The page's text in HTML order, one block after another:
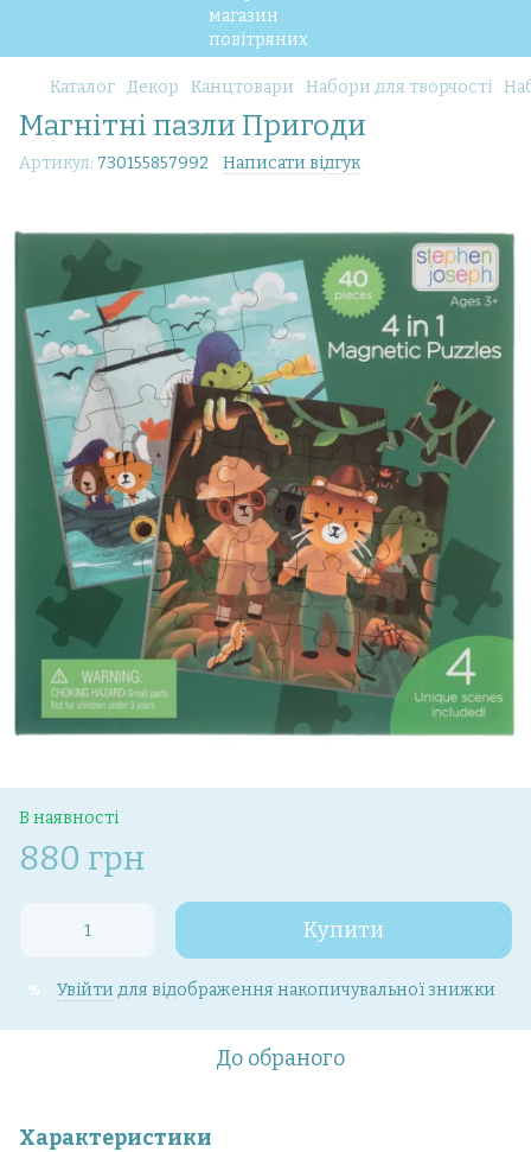
Каталог Декор Канцтовари Набори для творчості
Магнітні пазли Пригоди
Артикул: 730155857992 Написати відгук
В наявності
880 грн
Купити
% Увійти для відображення накопичувальної знижки
До обраного
Характеристики